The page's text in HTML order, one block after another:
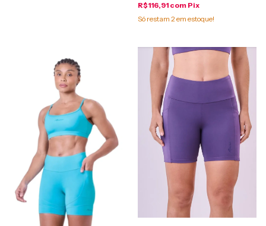
R$116,91 com Pix
Só restam 2em estoque!